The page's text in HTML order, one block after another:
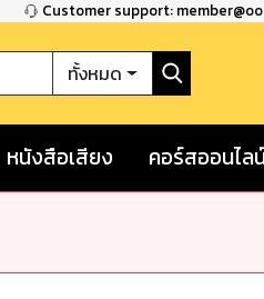
Customer support:
ทั้งหมด
หนังสือเสียง คอร์สออนไล